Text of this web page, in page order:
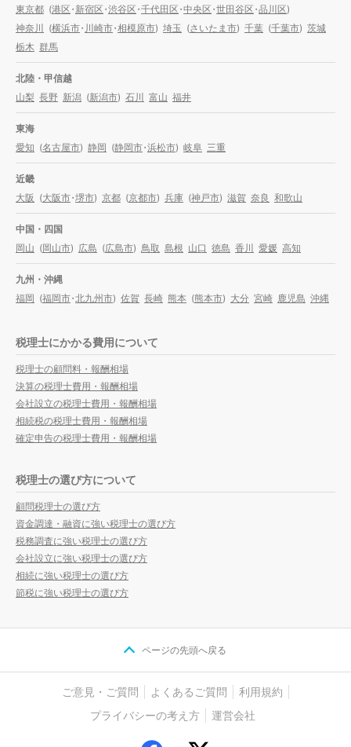
東京都 (港区・新宿区・渋谷区・千代田区・中央区・世田谷区・品川区)
神奈川 (横浜市・川崎市・相模原市) 埼玉 (さいたま市) 千葉 (千葉市) 茨城
栃木 群馬
北陸・甲信越
山梨 長野 新潟 (新潟市) 石川 富山 福井
東海
愛知 (名古屋市) 静岡 (静岡市・浜松市) 岐阜 三重
近畿
大阪 (大阪市・堺市) 京都 (京都市) 兵庫 (神戸市) 滋賀 奈良 和歌山
中国・四国
岡山 (岡山市) 広島 (広島市) 鳥取 島根 山口 徳島 香川 愛媛 高知
九州・沖縄
福岡 (福岡市・北九州市) 佐賀 長崎 熊本 (熊本市) 大分 宮崎 鹿児島 沖縄
税理士にかかる費用について
税理士の顧問料・報酬相場
決算の税理士費用・報酬相場
会社設立の税理士費用・報酬相場
相続税の税理士費用・報酬相場
確定申告の税理士費用・報酬相場
税理士の選び方について
顧問税理士の選び方
資金調達・融資に強い税理士の選び方
税務調査に強い税理士の選び方
会社設立に強い税理士の選び方
相続に強い税理士の選び方
節税に強い税理士の選び方
ページの先頭へ戻る
ご意見・ご質問 よくあるご質問
利用規約
プライバシーの考え方
運営会社